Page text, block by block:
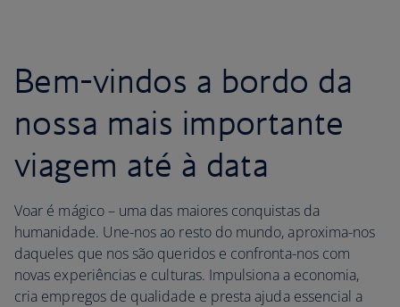
Bem-vindos a bordo da
nossa mais importante
viagem até à data
Voar é mágico – uma das maiores conquistas da
humanidade. Une-nos ao resto do mundo, aproxima-nos
daqueles que nos são queridos e confronta-nos com
novas experiências e culturas. Impulsiona a economia,
cria empregos de qualidade e presta ajuda essencial a